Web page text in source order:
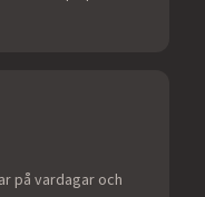
på vardagar och